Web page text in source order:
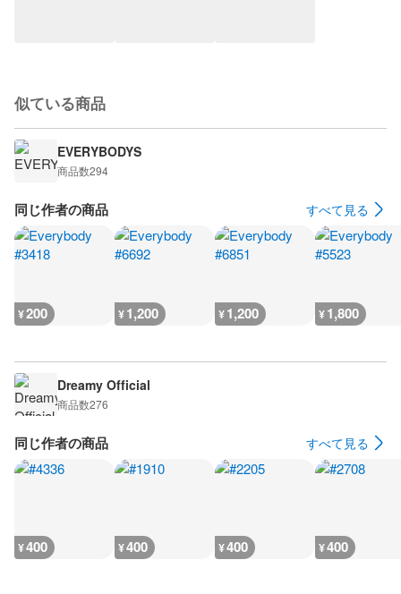
似ている商品
EVERYBODYS
商品数294
同じ作者の商品 すべて見る
¥200 ¥1,200 ¥1,200 ¥1,800
Dreamy Official
商品数276
同じ作者の商品 すべて見る
¥400 ¥400 ¥400 ¥400